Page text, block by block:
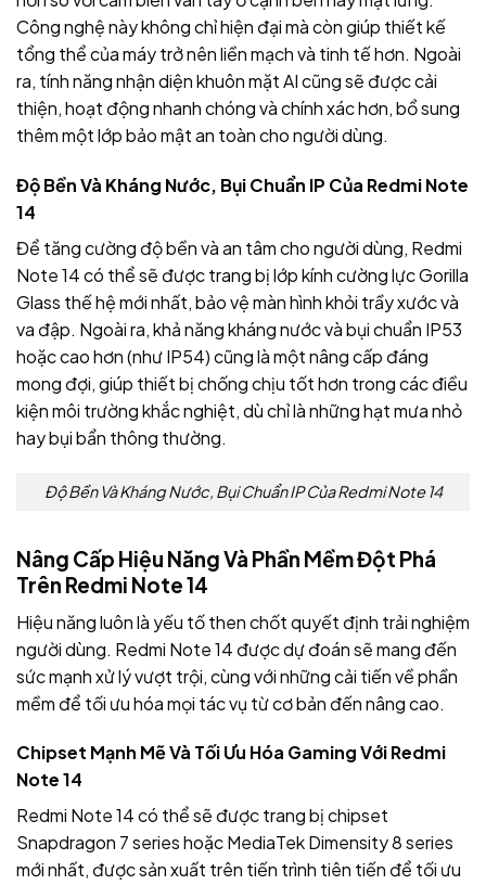
Công nghệ này không chỉ hiện đại mà còn giúp thiết kế
tổng thể của máy trở nên liền mạch và tinh tế hơn. Ngoài
ra, tính năng nhận diện khuôn mặt AI cũng sẽ được cải
thiện, hoạt động nhanh chóng và chính xác hơn, bổ sung
thêm một lớp bảo mật an toàn cho người dùng.
Độ Bền Và Kháng Nước, Bụi Chuẩn IP Của Redmi Note
14
Để tăng cường độ bền và an tâm cho người dùng, Redmi
Note 14 có thể sẽ được trang bị lớp kính cường lực Gorilla
Glass thế hệ mới nhất, bảo vệ màn hình khỏi trầy xước và
va đập. Ngoài ra, khả năng kháng nước và bụi chuẩn IP53
hoặc cao hơn (như IP54) cũng là một nâng cấp đáng
mong đợi, giúp thiết bị chống chịu tốt hơn trong các điều
kiện môi trường khắc nghiệt, dù chỉ là những hạt mưa nhỏ
hay bụi bẩn thông thường.
Độ Bền Và Kháng Nước, Bụi Chuẩn IP Của Redmi Note 14
Nâng Cấp Hiệu Năng Và Phần Mềm Đột Phá
Trên Redmi Note 14
Hiệu năng luôn là yếu tố then chốt quyết định trải nghiệm
người dùng. Redmi Note 14 được dự đoán sẽ mang đến
sức mạnh xử lý vượt trội, cùng với những cải tiến về phần
mềm để tối ưu hóa mọi tác vụ từ cơ bản đến nâng cao.
Chipset Mạnh Mẽ Và Tối Ưu Hóa Gaming Với Redmi
Note 14
Redmi Note 14 có thể sẽ được trang bị chipset
Snapdragon 7 series hoặc MediaTek Dimensity 8 series
mới nhất, được sản xuất trên tiến trình tiên tiến để tối ưu